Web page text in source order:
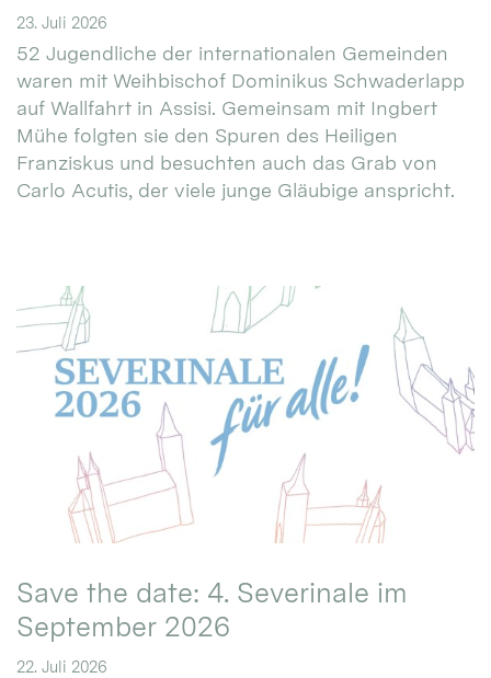
23. Juli 2026
52 Jugendliche der internationalen Gemeinden
waren mit Weihbischof Dominikus Schwaderlapp
auf Wallfahrt in Assisi. Gemeinsam mit Ingbert
Mühe folgten sie den Spuren des Heiligen
Franziskus und besuchten auch das Grab von
Carlo Acutis, der viele junge Gläubige anspricht.
Save the date: 4. Severinale im
September 2026
22. Juli 2026